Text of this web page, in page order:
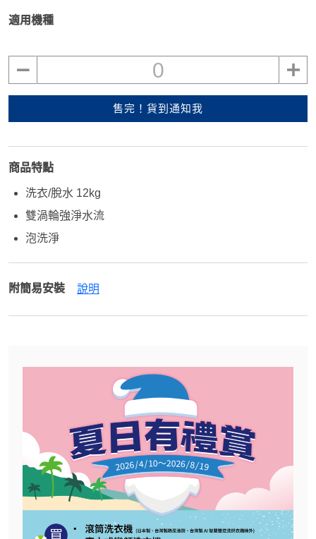
適用機種
0
售完！貨到通知我
商品特點
洗衣/脫水 12kg
雙渦輪強淨水流
泡洗淨
附簡易安裝 說明